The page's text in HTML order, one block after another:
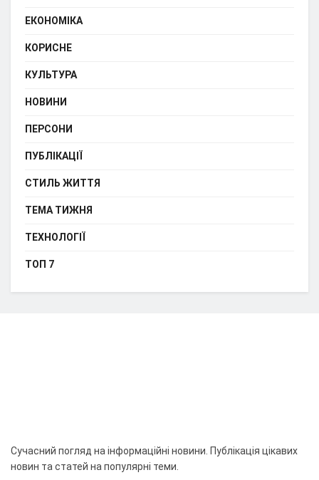
ЕКОНОМІКА
КОРИСНЕ
КУЛЬТУРА
НОВИНИ
ПЕРСОНИ
ПУБЛІКАЦІЇ
СТИЛЬ ЖИТТЯ
ТЕМА ТИЖНЯ
ТЕХНОЛОГІЇ
ТОП 7
Сучасний погляд на інформаційні новини. Публікація цікавих
новин та статей на популярні теми.